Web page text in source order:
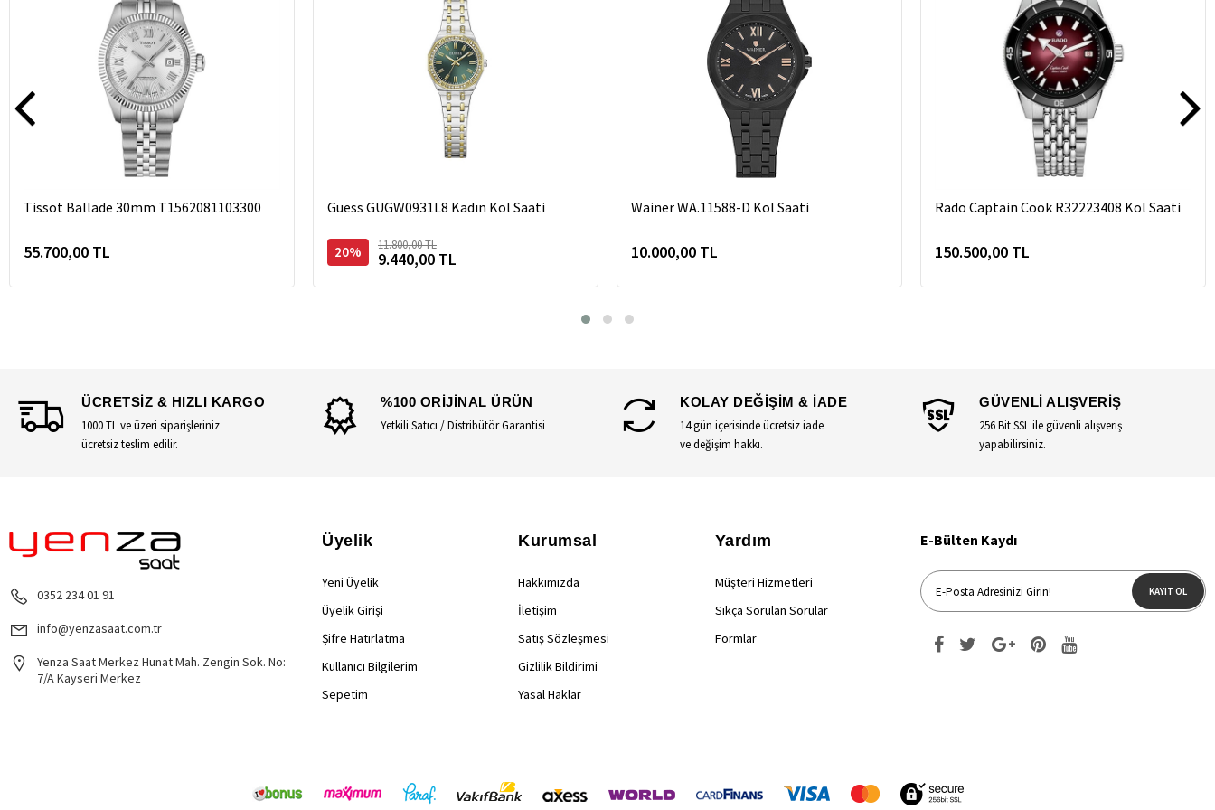
Tissot Ballade 30mm T1562081103300
55.700,00 TL
Guess GUGW0931L8 Kadın Kol Saati
20% 11.800,00 TL
9.440,00 TL
Wainer WA.11588-D Kol Saati
10.000,00 TL
Rado Captain Cook R32223408 Kol Saati
150.500,00 TL
ÜCRETSİZ & HIZLI KARGO
1000 TL ve üzeri siparişleriniz
ücretsiz teslim edilir.
%100 ORİJİNAL ÜRÜN
Yetkili Satıcı / Distribütör Garantisi
KOLAY DEĞİŞİM & İADE
14 gün içerisinde ücretsiz iade
ve değişim hakkı.
GÜVENLİ ALIŞVERİŞ
256 Bit SSL ile güvenli alışveriş
yapabilirsiniz.
0352 234 01 91
info@yenzasaat.com.tr
Yenza Saat Merkez Hunat Mah. Zengin Sok. No:
7/A Kayseri Merkez
Üyelik
Yeni Üyelik
Üyelik Girişi
Şifre Hatırlatma
Kullanıcı Bilgilerim
Sepetim
Kurumsal
Hakkımızda
İletişim
Satış Sözleşmesi
Gizlilik Bildirimi
Yasal Haklar
Yardım
Müşteri Hizmetleri
Sıkça Sorulan Sorular
Formlar
E-Bülten Kaydı
KAYIT OL